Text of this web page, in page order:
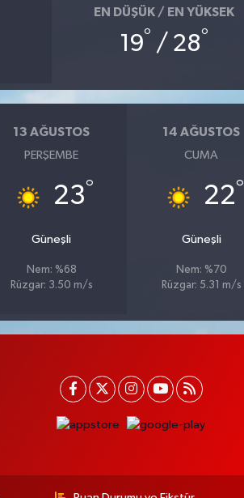
EN DÜŞÜK / EN YÜKSEK
19° / 28°
13 AĞUSTOS
PERŞEMBE
23°
Güneşli
Nem: %68
Rüzgar: 3.50 m/s
14 AĞUSTOS
CUMA
22°
Güneşli
Nem: %70
Rüzgar: 5.31 m/s